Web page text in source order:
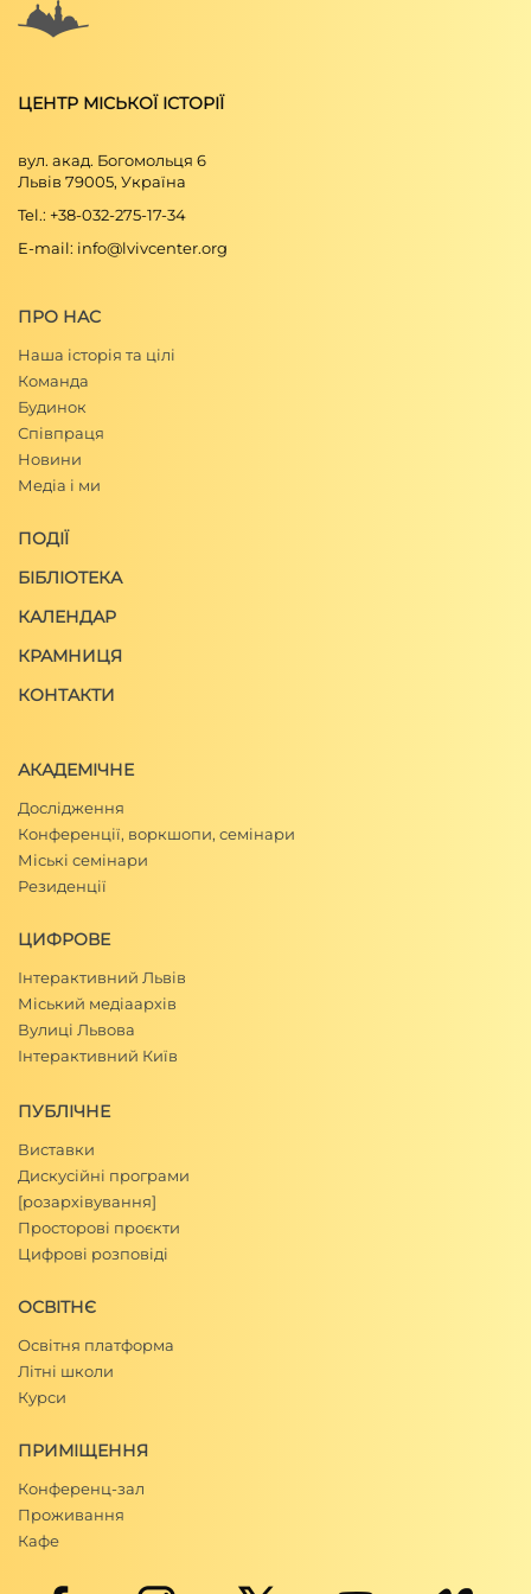
ЦЕНТР МІСЬКОЇ ІСТОРІЇ
вул. акад. Богомольця 6
Львів 79005, Україна
Tel.: +38-032-275-17-34
E-mail: info@lvivcenter.org
ПРО НАС
Наша історія та цілі
Команда
Будинок
Співпраця
Новини
Медіа і ми
ПОДІЇ
БІБЛІОТЕКА
КАЛЕНДАР
КРАМНИЦЯ
КОНТАКТИ
АКАДЕМІЧНЕ
Дослідження
Конференції, воркшопи, семінари
Міські семінари
Резиденції
ЦИФРОВЕ
Інтерактивний Львів
Міський медіаархів
Вулиці Львова
Інтерактивний Київ
ПУБЛІЧНЕ
Виставки
Дискусійні програми
[розархівування]
Просторові проєкти
Цифрові розповіді
ОСВІТНЄ
Освітня платформа
Літні школи
Курси
ПРИМІЩЕННЯ
Конференц-зал
Проживання
Кафе